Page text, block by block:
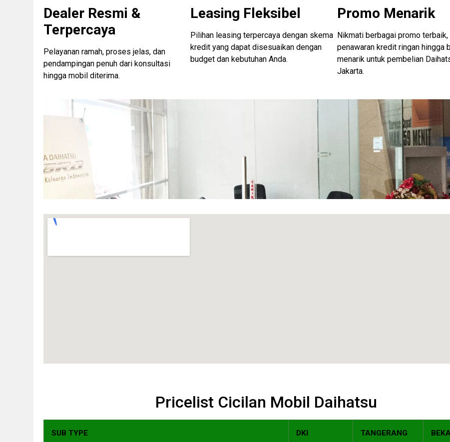
Dealer Resmi &
Terpercaya
Pelayanan ramah, proses jelas, dan
pendampingan penuh dari konsultasi
hingga mobil diterima.
Leasing Fleksibel
Pilihan leasing terpercaya dengan skema
kredit yang dapat disesuaikan dengan
budget dan kebutuhan Anda.
Promo Menarik
Nikmati berbagai promo
penawaran kredit ringan hingga
menarik untuk pembelian
Jakarta.
Pricelist Cicilan Mobil Daihatsu
SUB TYPE DKI TANGERANG